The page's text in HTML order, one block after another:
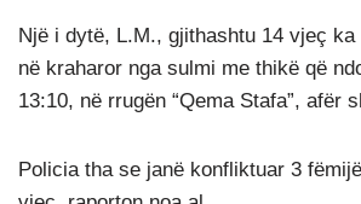
Një i dytë, L.M., gjithashtu 14 vjeç
në kraharor nga sulmi me thikë që
13:10, në rrugën “Qema Stafa”, afër
Policia tha se janë konfliktuar 3